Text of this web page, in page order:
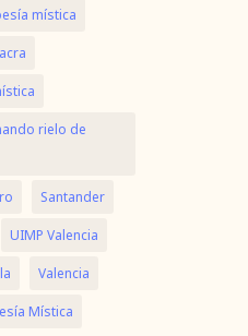
mística
rielo de
Santander
UIMP Valencia
Valencia
Mística